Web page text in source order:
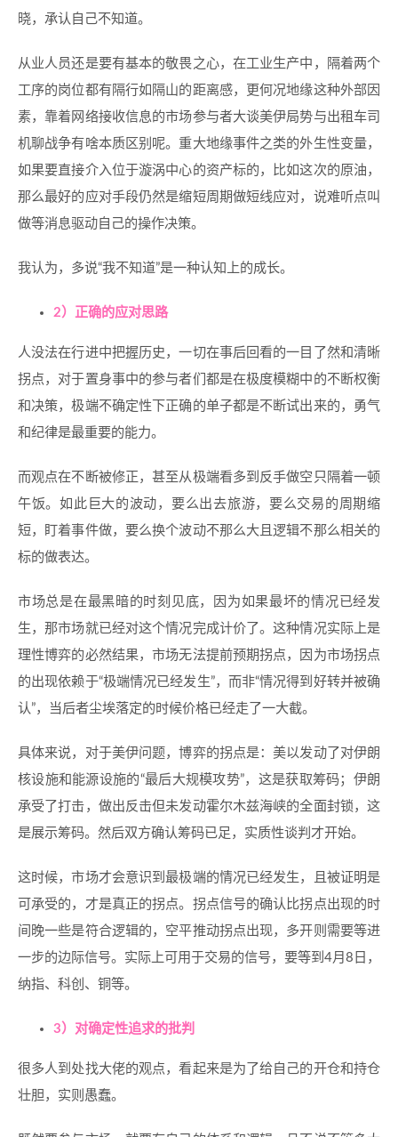
晓，承认自己不知道。
从业人员还是要有基本的敬畏之心，在工业生产中，隔着两个
工序的岗位都有隔行如隔山的距离感，更何况地缘这种外部因
素，靠着网络接收信息的市场参与者大谈美伊局势与出租车司
机聊战争有啥本质区别呢。重大地缘事件之类的外生性变量，
如果要直接介入位于漩涡中心的资产标的，比如这次的原油，
那么最好的应对手段仍然是缩短周期做短线应对，说难听点叫
做等消息驱动自己的操作决策。
我认为，多说“我不知道”是一种认知上的成长。
2）正确的应对思路
人没法在行进中把握历史，一切在事后回看的一目了然和清晰
拐点，对于置身事中的参与者们都是在极度模糊中的不断权衡
和决策，极端不确定性下正确的单子都是不断试出来的，勇气
和纪律是最重要的能力。
而观点在不断被修正，甚至从极端看多到反手做空只隔着一顿
午饭。如此巨大的波动，要么出去旅游，要么交易的周期缩
短，盯着事件做，要么换个波动不那么大且逻辑不那么相关的
标的做表达。
市场总是在最黑暗的时刻见底，因为如果最坏的情况已经发
生，那市场就已经对这个情况完成计价了。这种情况实际上是
理性博弈的必然结果，市场无法提前预期拐点，因为市场拐点
的出现依赖于“极端情况已经发生”，而非“情况得到好转并被确
认”，当后者尘埃落定的时候价格已经走了一大截。
具体来说，对于美伊问题，博弈的拐点是：美以发动了对伊朗
核设施和能源设施的“最后大规模攻势”，这是获取筹码；伊朗
承受了打击，做出反击但未发动霍尔木兹海峡的全面封锁，这
是展示筹码。然后双方确认筹码已足，实质性谈判才开始。
这时候，市场才会意识到最极端的情况已经发生，且被证明是
可承受的，才是真正的拐点。拐点信号的确认比拐点出现的时
间晚一些是符合逻辑的，空平推动拐点出现，多开则需要等进
一步的边际信号。实际上可用于交易的信号，要等到4月8日，
纳指、科创、铜等。
3）对确定性追求的批判
很多人到处找大佬的观点，看起来是为了给自己的开仓和持仓
壮胆，实则愚蠢。